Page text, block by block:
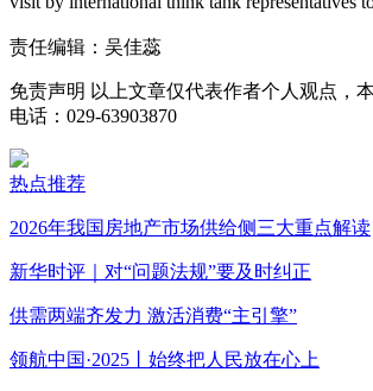
责任编辑：吴佳蕊
免责声明 以上文章仅代表作者个人观点，
电话：029-63903870
热点推荐
2026年我国房地产市场供给侧三大重点解读
新华时评｜对“问题法规”要及时纠正
供需两端齐发力 激活消费“主引擎”
领航中国·2025丨始终把人民放在心上